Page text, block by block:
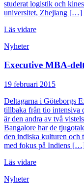
studerat logistik och
universitet, Zhejiang […]
Läs vidare
Nyheter
Executive MBA-
19 februari 2015
Deltagarna i Göteborgs
tillbaka från tio intensiva
är den andra av två
Bangalore har de
den indiska kulturen och
med fokus på Indiens
Läs vidare
Nyheter